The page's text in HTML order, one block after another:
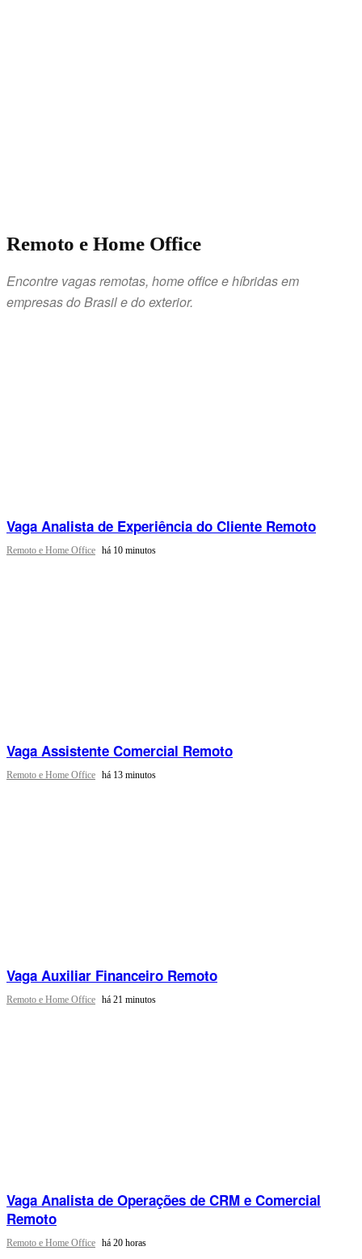
Remoto e Home Office
Encontre vagas remotas, home office e híbridas em
empresas do Brasil e do exterior.
Vaga Analista de Experiência do Cliente Remoto
Remoto e Home Office há 10 minutos
Vaga Assistente Comercial Remoto
Remoto e Home Office há 13 minutos
Vaga Auxiliar Financeiro Remoto
Remoto e Home Office há 21 minutos
Vaga Analista de Operações de CRM e Comercial
Remoto
Remoto e Home Office há 20 horas